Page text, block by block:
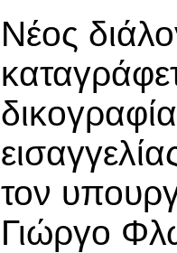
Νέος
τον
Γιώργο